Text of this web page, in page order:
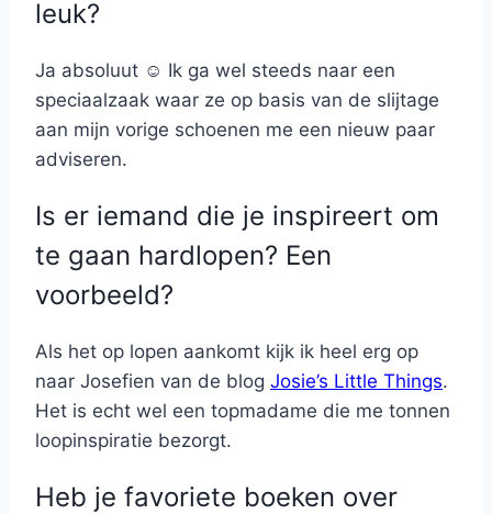
leuk?
Ja absoluut ☺ Ik ga wel steeds naar een
speciaalzaak waar ze op basis van de slijtage
aan mijn vorige schoenen me een nieuw paar
adviseren.
Is er iemand die je inspireert om
te gaan hardlopen? Een
voorbeeld?
Als het op lopen aankomt kijk ik heel erg op
naar Josefien van de blog Josie’s Little Things.
Het is echt wel een topmadame die me tonnen
loopinspiratie bezorgt.
Heb je favoriete boeken over